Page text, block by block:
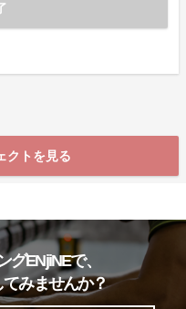
クトを見る
ENjiNEで、
みませんか？